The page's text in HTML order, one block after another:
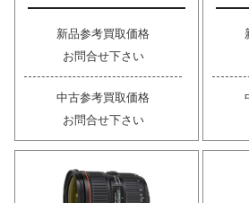
新品参考買取価格
お問合せ下さい
中古参考買取価格
お問合せ下さい